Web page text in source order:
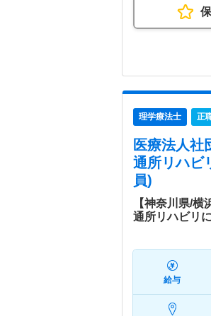
理学療法士 正
医療法人社
通所リハビ
員)
【神奈川県/
通所リハビリ
給与